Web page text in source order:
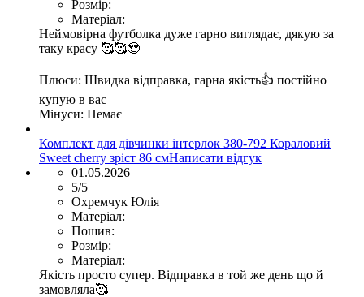
Розмір:
Матеріал:
Неймовірна футболка дуже гарно виглядає, дякую за
таку красу 🥰🥰😍
Плюси: Швидка відправка, гарна якість👍 постійно
купую в вас
Мінуси: Немає
Комплект для дівчинки інтерлок 380-792 Кораловий
Sweet cherry зріст 86 смНаписати відгук
01.05.2026
5/5
Охремчук Юлія
Матеріал:
Пошив:
Розмір:
Матеріал:
Якість просто супер. Відправка в той же день що й
замовляла🥰